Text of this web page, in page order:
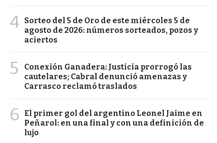
4 Sorteo del 5 de Oro de este miércoles 5 de
agosto de 2026: números sorteados, pozos y
aciertos
5
Conexión Ganadera: Justicia prorrogó las
cautelares; Cabral denunció amenazas y
Carrasco reclamó traslados
6
El primer gol del argentino Leonel Jaime en
Peñarol: en una final y con una definición de
lujo